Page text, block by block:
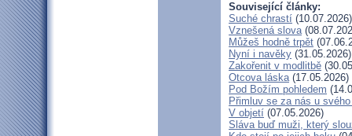
Související články:
Suché chrastí (10.07.2026)
Vznešená slova
Můžeš hodně trpět
Nyní i navěky (31.05.2026)
Zakořenit v modlitbě
Otcova láska(17.05.2026)
Pod Božím pohledem
Přimluv se za nás u
V objetí (07.05.2026)
Sláva buď muži, který